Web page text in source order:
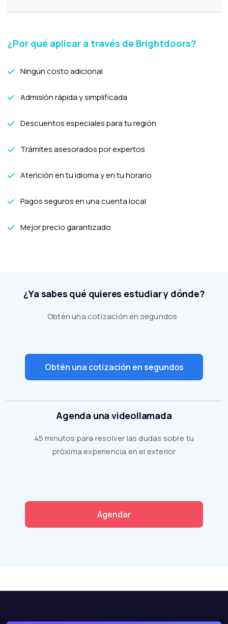
¿Por qué aplicar a través de Brightdoors?
Ningún costo adicional
Admisión rápida y simplificada
Descuentos especiales para tu región
Trámites asesorados por expertos
Atención en tu idioma y en tu horario
Pagos seguros en una cuenta local
Mejor precio garantizado
¿Ya sabes qué quieres estudiar y dónde?
Obtén una cotización en segundos
Obtén una cotización en segundos
Agenda una videollamada
45 minutos para resolver las dudas sobre tu
próxima experiencia en el exterior
Agendar